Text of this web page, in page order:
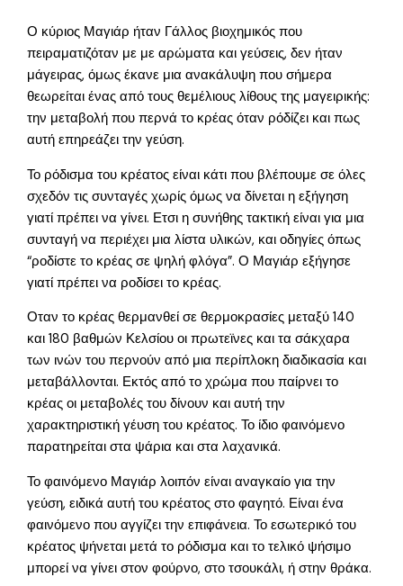
Ο κύριος Μαγιάρ ήταν Γάλλος βιοχημικός που
πειραματιζόταν με με αρώματα και γεύσεις, δεν ήταν
μάγειρας, όμως έκανε μια ανακάλυψη που σήμερα
θεωρείται ένας από τους θεμέλιους λίθους της μαγειρικής:
την μεταβολή που περνά το κρέας όταν ρόδίζει και πως
αυτή επηρεάζει την γεύση.
Το ρόδισμα του κρέατος είναι κάτι που βλέπουμε σε όλες
σχεδόν τις συνταγές χωρίς όμως να δίνεται η εξήγηση
γιατί πρέπει να γίνει. Ετσι η συνήθης τακτική είναι για μια
συνταγή να περιέχει μια λίστα υλικών, και οδηγίες όπως
“ροδίστε το κρέας σε ψηλή φλόγα”. Ο Μαγιάρ εξήγησε
γιατί πρέπει να ροδίσει το κρέας.
Οταν το κρέας θερμανθεί σε θερμοκρασίες μεταξύ 140
και 180 βαθμών Κελσίου οι πρωτεϊνες και τα σάκχαρα
των ινών του περνούν από μια περίπλοκη διαδικασία και
μεταβάλλονται. Εκτός από το χρώμα που παίρνει το
κρέας οι μεταβολές του δίνουν και αυτή την
χαρακτηριστική γέυση του κρέατος. Το ίδιο φαινόμενο
παρατηρείται στα ψάρια και στα λαχανικά.
Το φαινόμενο Μαγιάρ λοιπόν είναι αναγκαίο για την
γεύση, ειδικά αυτή του κρέατος στο φαγητό. Είναι ένα
φαινόμενο που αγγίζει την επιφάνεια. Το εσωτερικό του
κρέατος ψήνεται μετά το ρόδισμα και το τελικό ψήσιμο
μπορεί να γίνει στον φούρνο, στο τσουκάλι, ή στην θράκα.